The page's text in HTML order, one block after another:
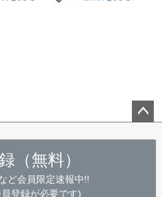
（無料）
ど会員限定速報中!!
登録が必要です)